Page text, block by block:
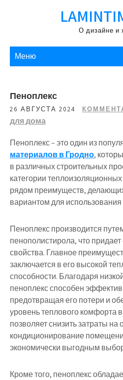
О дизайне и
Меню
Пеноплекс
26 АВГУСТА 2024
для дома
Пеноплекс – это один из
материалов в Гродно,
в различных строительных
категории
рядом преимуществ,
вариантом для использования
Пеноплекс производится
пенополистирола, что
свойства. Главное
заключается в его высокой
способности. Благодаря
пеноплекс способен
предотвращая его потери и
уровень теплового комфорта
позволяет снизить затраты на
кондиционирование
экономически выгодным
Кроме того, пеноплекс